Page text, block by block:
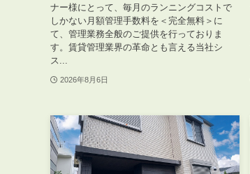
ナー様にとって、毎月のランニングコストで
しかない月額管理手数料を＜完全無料＞に
て、管理業務全般のご提供を行っておりま
す。賃貸管理業界の革命とも言える当社シ
ス...
2026年8月6日